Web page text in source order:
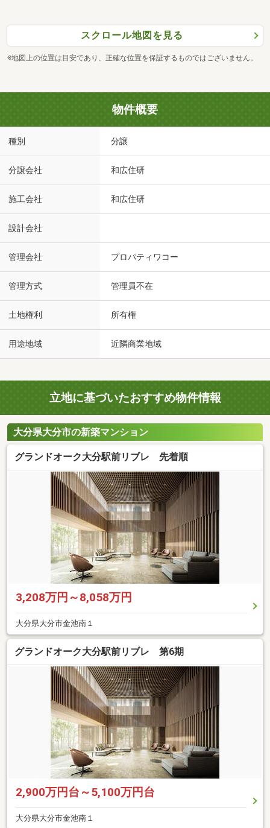
スクロール地図を見る
※地図上の位置は目安であり、正確な位置を保証するものではございません。
物件概要
種別 分譲
分譲会社 和広住研
施工会社 和広住研
設計会社
管理会社 プロパティワコー
管理方式 管理員不在
土地権利 所有権
用途地域 近隣商業地域
立地に基づいたおすすめ物件情報
大分県大分市の新築マンション
グランドオーク大分駅前リブレ 先着順
3,208万円～8,058万円
大分県大分市金池南１
グランドオーク大分駅前リブレ 第6期
2,900万円台～5,100万円台
大分県大分市金池南１